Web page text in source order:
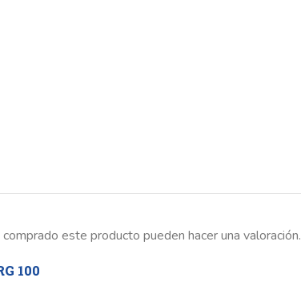
100
este producto pueden hacer una valoración.